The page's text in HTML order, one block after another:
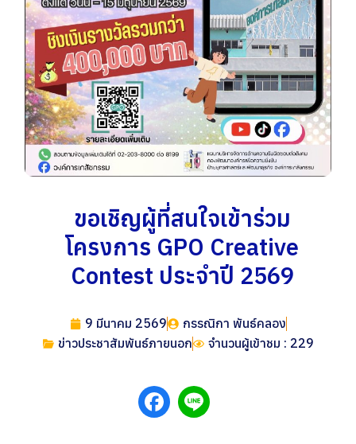
ขอเชิญผู้ที่สนใจเข้าร่วม
โครงการ GPO Creative
Contest ประจำปี 2569
9 มีนาคม 2569
กรรณิกา พันธ์คลอง
ข่าวประชาสัมพันธ์ภายนอก
จำนวนผู้เข้าชม : 229